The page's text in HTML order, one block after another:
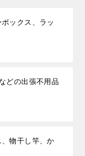
ックス、ラッ
どの出張不用品
物干し竿、か